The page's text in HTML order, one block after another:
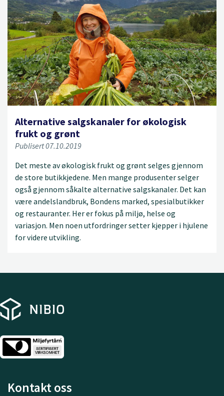
Alternative salgskanaler for økologisk
frukt og grønt
Publisert 07.10.2019
Det meste av økologisk frukt og grønt selges gjennom
de store butikkjedene. Men mange produsenter selger
også gjennom såkalte alternative salgskanaler. Det kan
være andelslandbruk, Bondens marked, spesialbutikker
og restauranter. Her er fokus på miljø, helse og
variasjon. Men noen utfordringer setter kjepper i hjulene
for videre utvikling.
Kontakt oss